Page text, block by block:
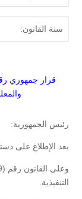
سنة القانون:
قرار جمهوري رقم (135) لسنة
رئيس الجمهورية:
بعد الإطلاع على
التنفيذية.